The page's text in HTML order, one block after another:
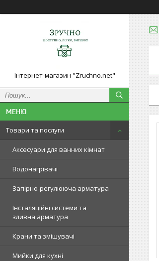
Інтернет-магазин "Zruchno.net"
Товари та послуги
Аксесуари для ванних кімнат
Водонагрівачі
Запірно-регулююча арматура
Інсталяційні системи та
зливна арматура
Крани та змішувачі
Мийки для кухні